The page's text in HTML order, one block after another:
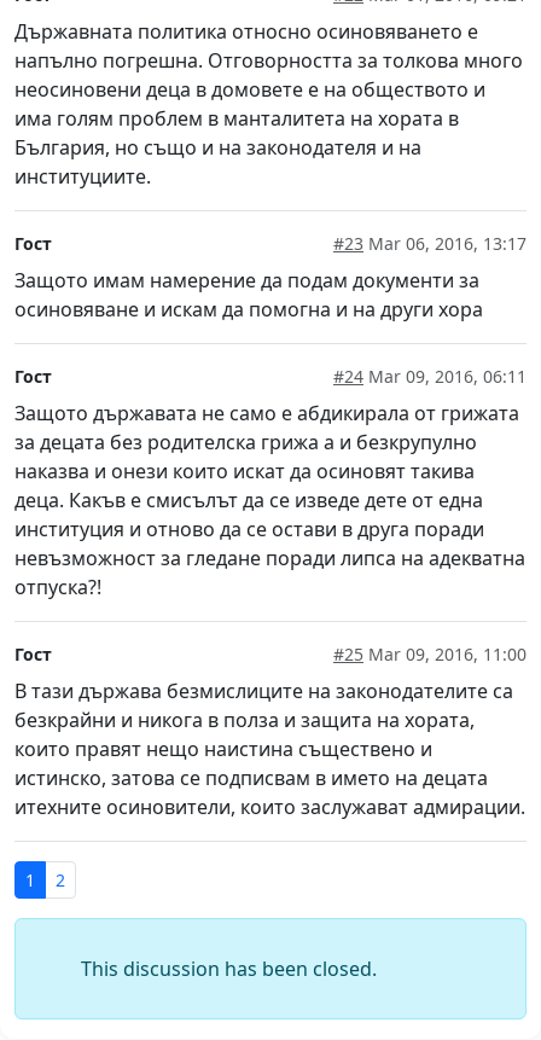
Държавната политика относно осиновяването е
напълно погрешна. Отговорността за толкова много
неосиновени деца в домовете е на обществото и
има голям проблем в манталитета на хората в
България, но също и на законодателя и на
институциите.
Гост #23 Mar 06, 2016, 13:17
Защото имам намерение да подам документи за
осиновяване и искам да помогна и на други хора
Гост #24 Mar 09, 2016, 06:11
Защото държавата не само е абдикирала от грижата
за децата без родителска грижа а и безкрупулно
наказва и онези които искат да осиновят такива
деца. Какъв е смисълът да се изведе дете от една
институция и отново да се остави в друга поради
невъзможност за гледане поради липса на адекватна
отпуска?!
Гост #25 Mar 09, 2016, 11:00
В тази държава безмислиците на законодателите са
безкрайни и никога в полза и защита на хората,
които правят нещо наистина съществено и
истинско, затова се подписвам в името на децата
итехните осиновители, които заслужават адмирации.
1 2
This discussion has been closed.